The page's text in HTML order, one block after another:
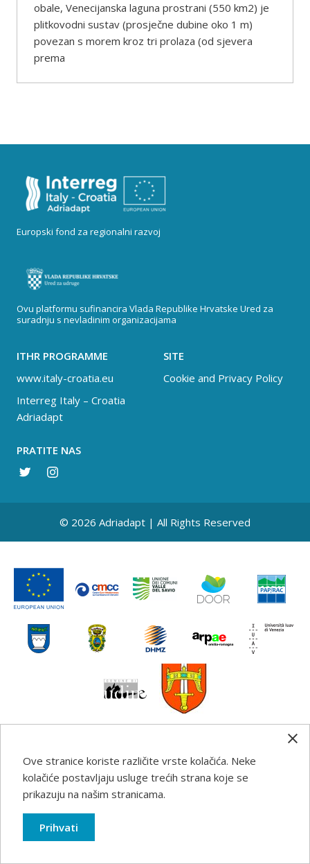
obale, Venecijanska laguna prostrani (550 km2) je
plitkovodni sustav (prosječne dubine oko 1 m)
povezan s morem kroz tri prolaza (od sjevera
prema
Europski fond za regionalni razvoj
Ovu platformu sufinancira Vlada Republike Hrvatske Ured za
suradnju s nevladinim organizacijama
ITHR PROGRAMME
www.italy-croatia.eu
Interreg Italy – Croatia
Adriadapt
SITE
Cookie and Privacy Policy
PRATITE NAS
© 2026 Adriadapt | All Rights Reserved
Any information, good practice guidance and
recommendations published on this web site reflects the
author’s views; the Programme authorities are not liable
for any use that may be made of the information
Ove stranice koriste različite vrste kolačića. Neke
kolačiće postavljaju usluge trećih strana koje se
prikazuju na našim stranicama.
Prihvati